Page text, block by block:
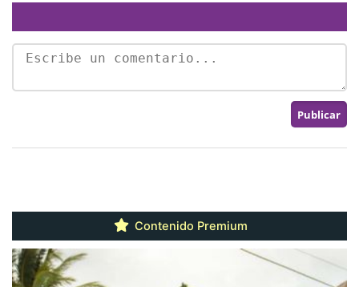
Contenido Premium